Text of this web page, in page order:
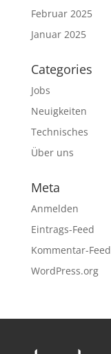
Februar 2025
Januar 2025
Categories
Jobs
Neuigkeiten
Technisches
Über uns
Meta
Anmelden
Eintrags-Feed
Kommentar-Feed
WordPress.org